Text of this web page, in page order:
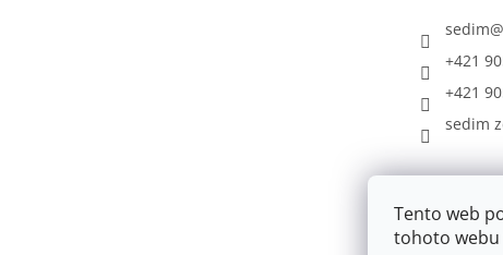
Tento web
tohoto webu
sedim@
+421
+421
sedim